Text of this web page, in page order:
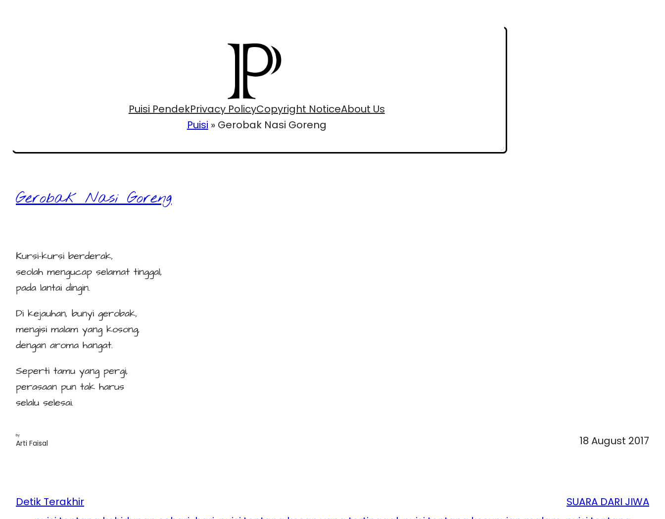
Puisi PendekPrivacy PolicyCopyright NoticeAbout Us
Puisi » Gerobak Nasi Goreng
Gerobak Nasi Goreng
Kursi-kursi berderak,
seolah mengucap selamat tinggal,
pada lantai dingin.
Di kejauhan, bunyi gerobak,
mengisi malam yang kosong,
dengan aroma hangat.
Seperti tamu yang pergi,
perasaan pun tak harus
selalu selesai.
by
Arti Faisal 18 August 2017
Detik Terakhir
SUARA DARI JIWA